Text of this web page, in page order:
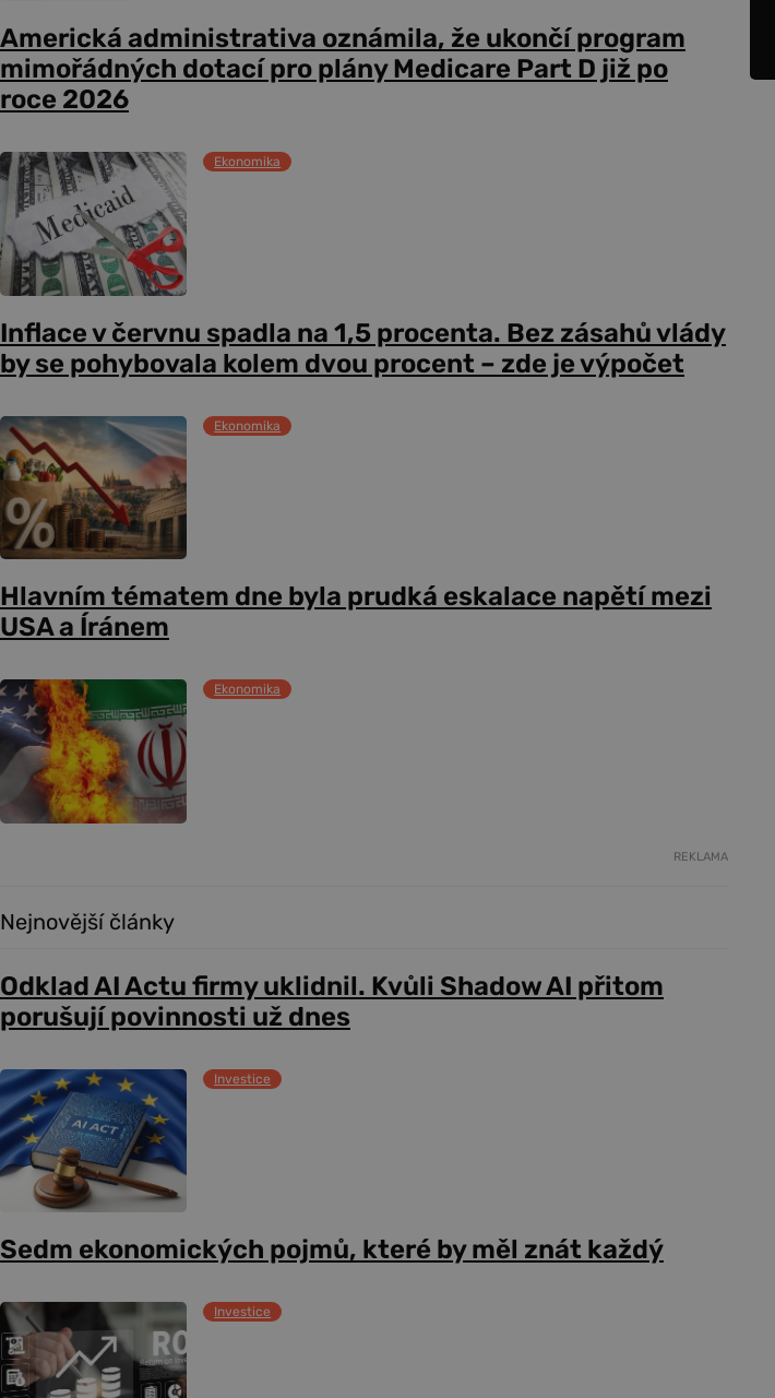
Americká administrativa oznámila, že ukončí program
mimořádných dotací pro plány Medicare Part D již po
roce 2026
Ekonomika
Inflace v červnu spadla na 1,5 procenta. Bez zásahů vlády
by se pohybovala kolem dvou procent – zde je výpočet
Ekonomika
Hlavním tématem dne byla prudká eskalace napětí mezi
USA a Íránem
Ekonomika
REKLAMA
Nejnovější články
Odklad AI Actu firmy uklidnil. Kvůli Shadow AI přitom
porušují povinnosti už dnes
Investice
Sedm ekonomických pojmů, které by měl znát každý
Investice